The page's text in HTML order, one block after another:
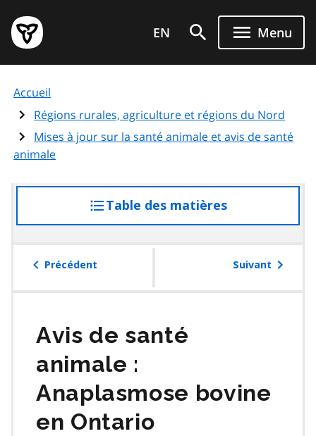
au
contenu
principal
Page
d'accueil
de
l'Ontario
EN Menu
Accueil
Régions rurales, agriculture et régions du Nord
Mises à jour sur la santé animale et avis de santé
animale
Table des matières
à
table
Précédent Suivant
Avis de santé
animale :
Anaplasmose bovine
en Ontario